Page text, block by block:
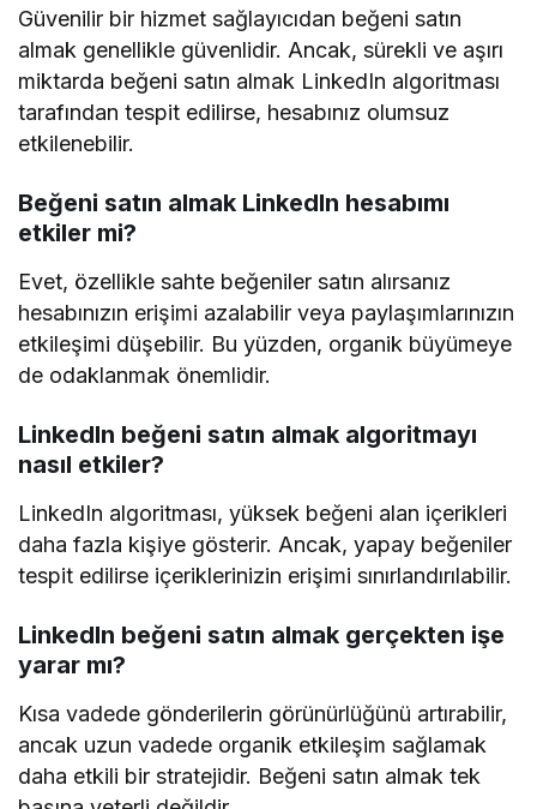
Güvenilir bir hizmet sağlayıcıdan beğeni satın
almak genellikle güvenlidir. Ancak, sürekli ve aşırı
miktarda beğeni satın almak LinkedIn algoritması
tarafından tespit edilirse, hesabınız olumsuz
etkilenebilir.
Beğeni satın almak LinkedIn hesabımı
etkiler mi?
Evet, özellikle sahte beğeniler satın alırsanız
hesabınızın erişimi azalabilir veya paylaşımlarınızın
etkileşimi düşebilir. Bu yüzden, organik büyümeye
de odaklanmak önemlidir.
LinkedIn beğeni satın almak algoritmayı
nasıl etkiler?
LinkedIn algoritması, yüksek beğeni alan içerikleri
daha fazla kişiye gösterir. Ancak, yapay beğeniler
tespit edilirse içeriklerinizin erişimi sınırlandırılabilir.
LinkedIn beğeni satın almak gerçekten işe
yarar mı?
Kısa vadede gönderilerin görünürlüğünü artırabilir,
ancak uzun vadede organik etkileşim sağlamak
daha etkili bir stratejidir. Beğeni satın almak tek